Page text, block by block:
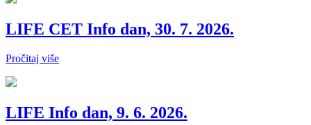
LIFE CET Info dan, 30. 7. 2026.
Pročitaj više
LIFE Info dan, 9. 6. 2026.